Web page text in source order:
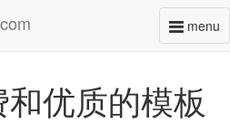
menu
优质的模板